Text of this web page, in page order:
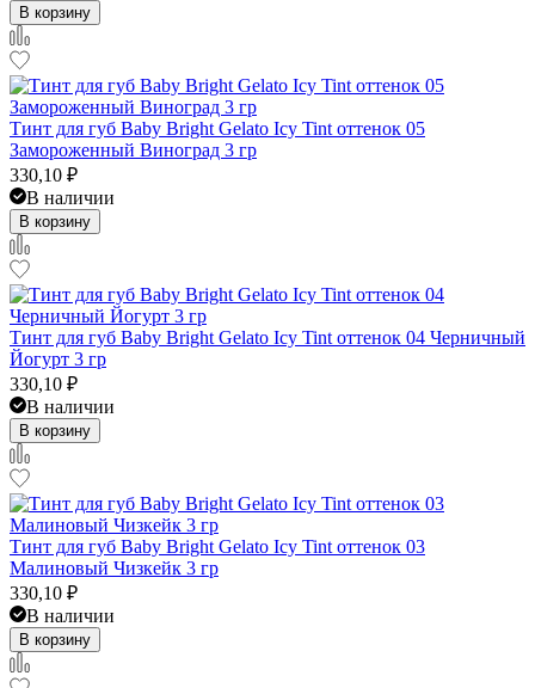
В корзину
Тинт для губ Baby Bright Gelato Icy Tint оттенок 05
Замороженный Виноград 3 гр
330,10 ₽
В наличии
В корзину
Тинт для губ Baby Bright Gelato Icy Tint оттенок 04 Черничный
Йогурт 3 гр
330,10 ₽
В наличии
В корзину
Тинт для губ Baby Bright Gelato Icy Tint оттенок 03
Малиновый Чизкейк 3 гр
330,10 ₽
В наличии
В корзину